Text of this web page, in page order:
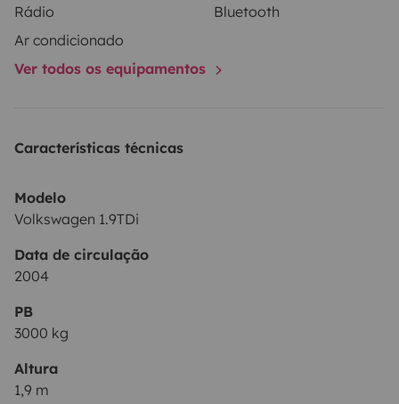
Rádio
Bluetooth
Ar condicionado
Ver todos os equipamentos
Características técnicas
Modelo
Volkswagen 1.9TDi
Data de circulação
2004
PB
3000 kg
Altura
1,9 m